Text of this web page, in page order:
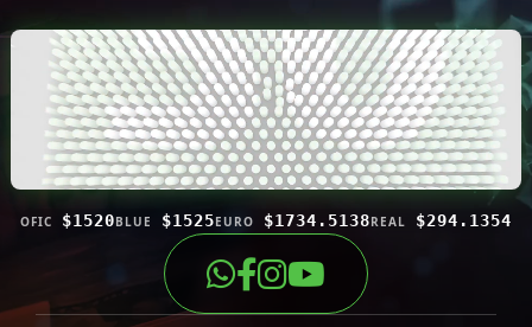
OFIC $1520BLUE $1525EURO $1734.5138REAL $294.1354